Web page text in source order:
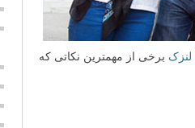
لنزک برخی از مهمترین نکاتی که